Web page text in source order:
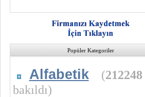
Popüler Kategoriler
Alfabetik (212248
bakıldı)